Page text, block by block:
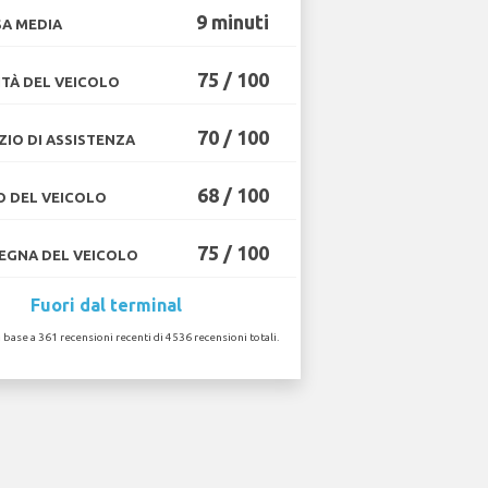
MEDIA 9 minuti
DEL VEICOLO 75 / 100
DI ASSISTENZA 70 / 100
DEL VEICOLO 68 / 100
DEL VEICOLO 75 / 100
Fuori dal terminal
base a 361 recensioni recenti di 4536 recensioni totali.